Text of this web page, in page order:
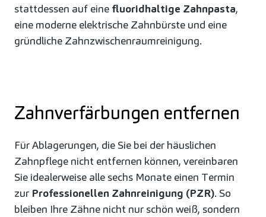
stattdessen auf eine fluoridhaltige Zahnpasta,
eine moderne elektrische Zahnbürste und eine
gründliche Zahnzwischenraumreinigung.
Zahnverfärbungen entfernen
Für Ablagerungen, die Sie bei der häuslichen
Zahnpflege nicht entfernen können, vereinbaren
Sie idealerweise alle sechs Monate einen Termin
zur Professionellen Zahnreinigung (PZR). So
bleiben Ihre Zähne nicht nur schön weiß, sondern